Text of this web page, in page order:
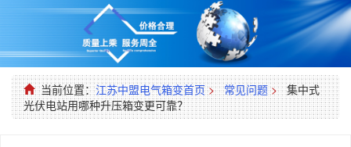
当前位置：江苏中盟电气箱变首页 > 常见问题 > 集中式
光伏电站用哪种升压箱变更可靠？